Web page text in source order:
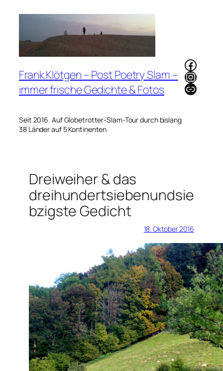
Frank Klötgen – Post Poetry Slam –
immer frische Gedichte & Fotos
Seit 2016. Auf Globetrotter-Slam-Tour durch bislang
38 Länder auf 5 Kontinenten
Link
Dreiweiher & das
dreihundertsiebenundsie
bzigste Gedicht
18. Oktober 2016